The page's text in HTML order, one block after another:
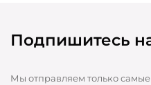
Подпишитесь
Мы отправляем только